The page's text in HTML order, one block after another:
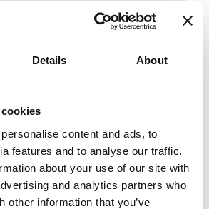
Details About
content and ads, to
features and to analyse our traffic.
about your use of our site with
and analytics partners who
other information that you’ve
Scratch
liefdevol. Een meisje
vast en vindt haar